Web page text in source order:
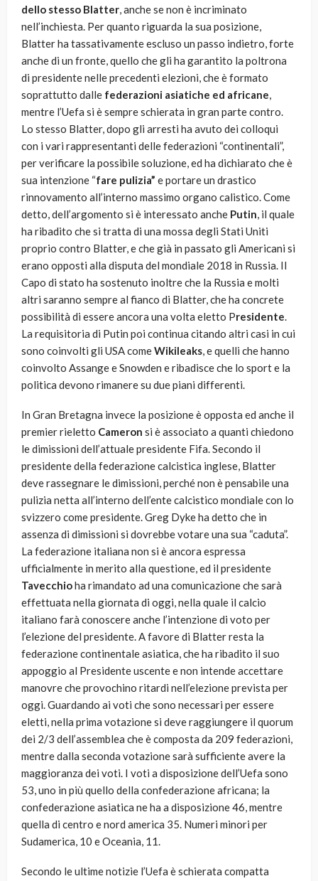
dello stesso Blatter, anche se non è incriminato
nell’inchiesta. Per quanto riguarda la sua posizione,
Blatter ha tassativamente escluso un passo indietro, forte
anche di un fronte, quello che gli ha garantito la poltrona
di presidente nelle precedenti elezioni, che è formato
soprattutto dalle federazioni asiatiche ed africane,
mentre l’Uefa si è sempre schierata in gran parte contro.
Lo stesso Blatter, dopo gli arresti ha avuto dei colloqui
con i vari rappresentanti delle federazioni “continentali”,
per verificare la possibile soluzione, ed ha dichiarato che è
sua intenzione “fare pulizia” e portare un drastico
rinnovamento all’interno massimo organo calistico. Come
detto, dell’argomento si è interessato anche Putin, il quale
ha ribadito che si tratta di una mossa degli Stati Uniti
proprio contro Blatter, e che già in passato gli Americani si
erano opposti alla disputa del mondiale 2018 in Russia. Il
Capo di stato ha sostenuto inoltre che la Russia e molti
altri saranno sempre al fianco di Blatter, che ha concrete
possibilità di essere ancora una volta eletto Presidente.
La requisitoria di Putin poi continua citando altri casi in cui
sono coinvolti gli USA comeWikileaks, e quelli che hanno
coinvolto Assange e Snowden e ribadisce che lo sport e la
politica devono rimanere su due piani differenti.
In Gran Bretagna invece la posizione è opposta ed anche il
premier rieletto Cameron si è associato a quanti chiedono
le dimissioni dell’attuale presidente Fifa. Secondo il
presidente della federazione calcistica inglese, Blatter
deve rassegnare le dimissioni, perché non è pensabile una
pulizia netta all’interno dell’ente calcistico mondiale con lo
svizzero come presidente. Greg Dyke ha detto che in
assenza di dimissioni si dovrebbe votare una sua “caduta”.
La federazione italiana non si è ancora espressa
ufficialmente in merito alla questione, ed il presidente
Tavecchioha rimandato ad una comunicazione che sarà
effettuata nella giornata di oggi, nella quale il calcio
italiano farà conoscere anche l’intenzione di voto per
l’elezione del presidente. A favore di Blatter resta la
federazione continentale asiatica, che ha ribadito il suo
appoggio al Presidente uscente e non intende accettare
manovre che provochino ritardi nell’elezione prevista per
oggi. Guardando ai voti che sono necessari per essere
eletti, nella prima votazione si deve raggiungere il quorum
dei 2/3 dell’assemblea che è composta da 209 federazioni,
mentre dalla seconda votazione sarà sufficiente avere la
maggioranza dei voti. I voti a disposizione dell’Uefa sono
53, uno in più quello della confederazione africana; la
confederazione asiatica ne ha a disposizione 46, mentre
quella di centro e nord america 35. Numeri minori per
Sudamerica, 10 e Oceania, 11.
Secondo le ultime notizie l’Uefa è schierata compatta